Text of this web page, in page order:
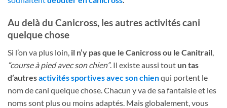
Au delà du Canicross, les autres activités cani
quelque chose
Si l’on va plus loin, il n’y pas que le Canicross ou le Canitrail
“course à pied avec son chien”. Il existe aussi tout un tas
d’autresactivités sportives avec son chienqui portent le
nom de cani quelque chose. Chacun y va de sa fantaisie et les
noms sont plus ou moins adaptés. Mais globalement, vous